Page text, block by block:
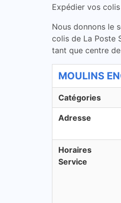
Expédier vos
Nous donnons le
colis de La Poste
tant que centre
MOULINS
Catégories
Adresse
Horaires
Service